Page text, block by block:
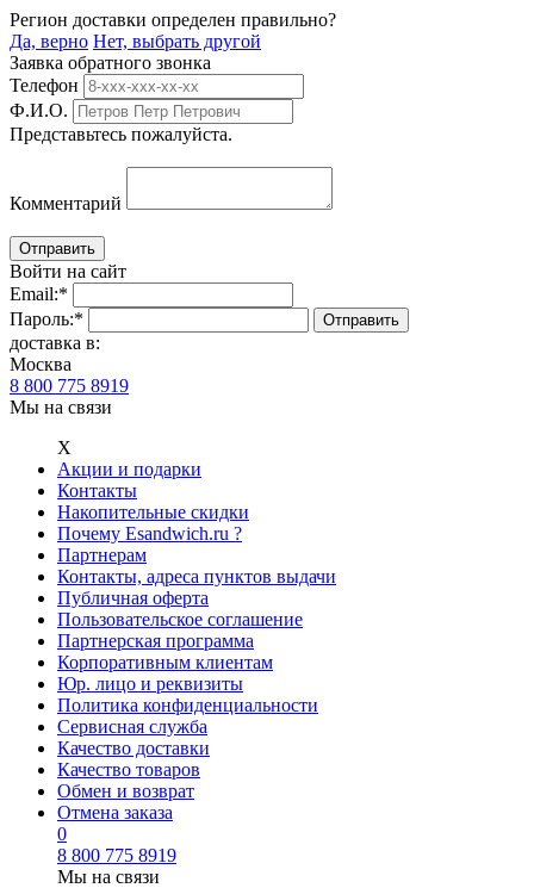
Регион доставки определен правильно?
Да, верно Нет, выбрать другой
Заявка обратного звонка
Телефон
Ф.И.О.
Представьтесь пожалуйста.
Комментарий
Войти на сайт
Email:*
Пароль:*
доставка в:
Москва
8 800 775 8919
Мы на связи
Х
Акции и подарки
Контакты
Накопительные скидки
Почему Esandwich.ru ?
Партнерам
Контакты, адреса пунктов выдачи
Публичная оферта
Пользовательское соглашение
Партнерская программа
Корпоративным клиентам
Юр. лицо и реквизиты
Политика конфиденциальности
Сервисная служба
Качество доставки
Качество товаров
Обмен и возврат
Отмена заказа
0
8 800 775 8919
Мы на связи